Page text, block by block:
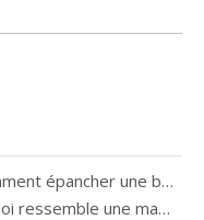
Comment épancher une bougie d'allumage sans outil
À quoi ressemble une mauvaise bougie d'allumage